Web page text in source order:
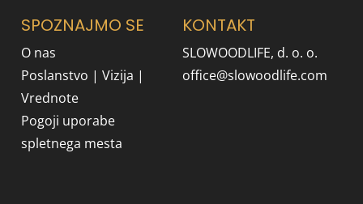
SPOZNAJMO SE
O nas
Poslanstvo | Vizija |
Vrednote
Pogoji uporabe
spletnega mesta
KONTAKT
SLOWOODLIFE, d. o. o.
office@slowoodlife.com